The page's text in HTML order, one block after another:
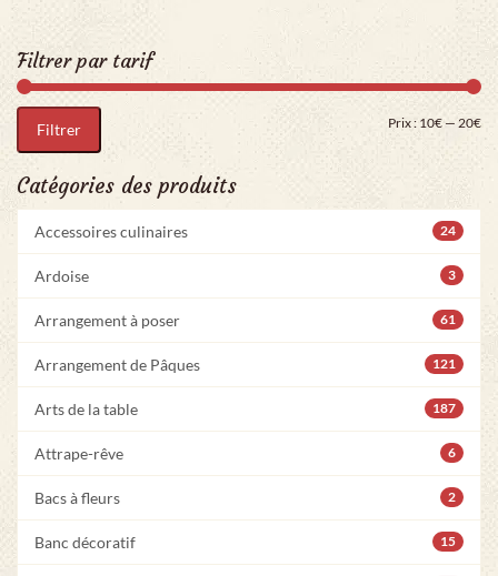
Filtrer par tarif
Filtrer Prix : 10€ — 20€
Catégories des produits
Accessoires culinaires 24
Ardoise 3
Arrangement à poser 61
Arrangement de Pâques 121
Arts de la table 187
Attrape-rêve 6
Bacs à fleurs 2
Banc décoratif 15